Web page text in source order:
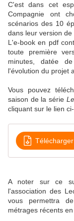
C'est dans cet
Compagnie ont
scénarios des 10
dans leur version de
L'e-book en pdf
toute première
minutes, datée
l'évolution du projet
Vous pouvez
saison de la série
cliquant sur le lien
Télécharger
A noter sur ce
l'association des
vous permettra
métrages récents en